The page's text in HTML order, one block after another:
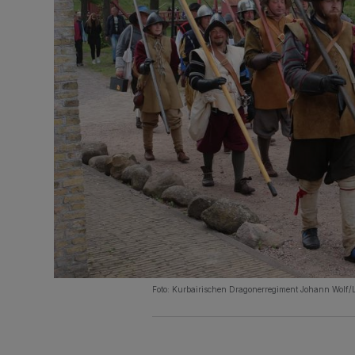
Foto: Kurbairischen Dragonerregiment Johann Wolf/